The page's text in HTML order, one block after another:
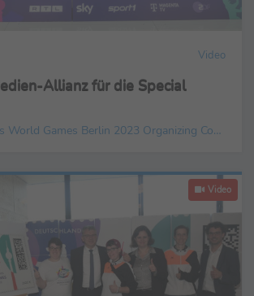
Video
Allianz für die Special
Special Olympics World Games Berlin 2023 Organizing Committee gGmbH
Video